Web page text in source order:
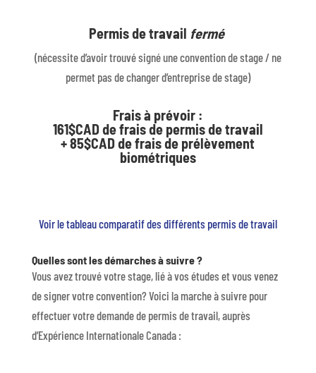
Permis de travail fermé
(nécessite d’avoir trouvé signé une convention de stage / ne
permet pas de changer d’entreprise de stage)
Frais à prévoir :
161$CAD de frais de permis de travail
+ 85$CAD de frais de prélèvement
biométriques
Voir le tableau comparatif des différents permis de travail
Quelles sont les démarches à suivre ?
Vous avez trouvé votre stage, lié à vos études et vous venez
de signer votre convention? Voici la marche à suivre pour
effectuer votre demande de permis de travail, auprès
d’Expérience Internationale Canada :